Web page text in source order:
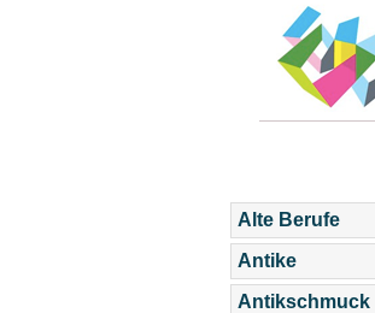
Alte Berufe
Antike
Antikschmuck